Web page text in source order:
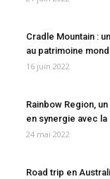
Cradle Mountain :
au patrimoine
16 juin 2022
Rainbow Region,
en synergie avec la
24 mai 2022
Road trip en